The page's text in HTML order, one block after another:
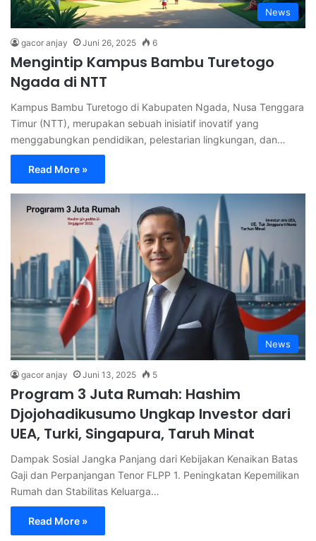
News
gacor anjay Juni 26, 2025 6
Mengintip Kampus Bambu Turetogo
Ngada di NTT
Kampus Bambu Turetogo di Kabupaten Ngada, Nusa Tenggara
Timur (NTT), merupakan sebuah inisiatif inovatif yang
menggabungkan pendidikan, pelestarian lingkungan, dan…
Read More »
News
gacor anjay Juni 13, 2025 5
Program 3 Juta Rumah: Hashim
Djojohadikusumo Ungkap Investor dari
UEA, Turki, Singapura, Taruh Minat
Dampak Sosial Jangka Panjang dari Kebijakan Kenaikan Batas
Gaji dan Perpanjangan Tenor FLPP 1. Peningkatan Kepemilikan
Rumah dan Stabilitas Keluarga…
Read More »